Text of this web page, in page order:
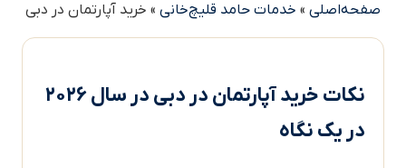
صفحه‌اصلی»خدمات حامد قلیچ‌خانی»خرید آپارتمان در دبی
نکات خرید آپارتمان در دبی در سال ۲۰۲۶
در یک نگاه